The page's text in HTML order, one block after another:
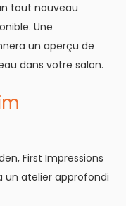
tout nouveau
Une
un aperçu de
dans votre salon.
First Impressions
un atelier approfondi